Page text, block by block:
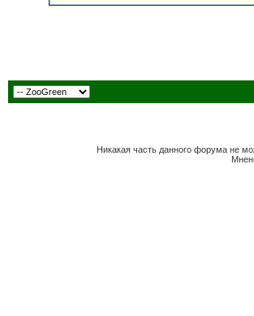
Никакая часть данного форума не